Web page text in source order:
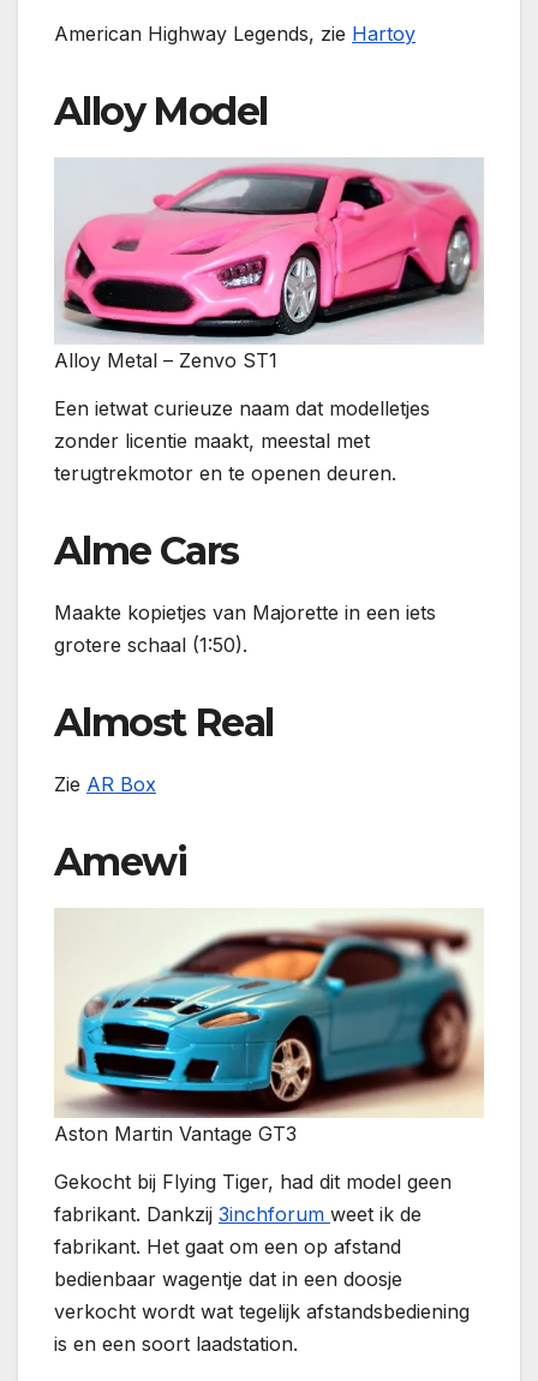
American Highway Legends, zie Hartoy
Alloy Model
Alloy Metal – Zenvo ST1
Een ietwat curieuze naam dat modelletjes
zonder licentie maakt, meestal met
terugtrekmotor en te openen deuren.
Alme Cars
Maakte kopietjes van Majorette in een iets
grotere schaal (1:50).
Almost Real
Zie AR Box
Amewi
Aston Martin Vantage GT3
Gekocht bij Flying Tiger, had dit model geen
fabrikant. Dankzij 3inchforum weet ik de
fabrikant. Het gaat om een op afstand
bedienbaar wagentje dat in een doosje
verkocht wordt wat tegelijk afstandsbediening
is en een soort laadstation.